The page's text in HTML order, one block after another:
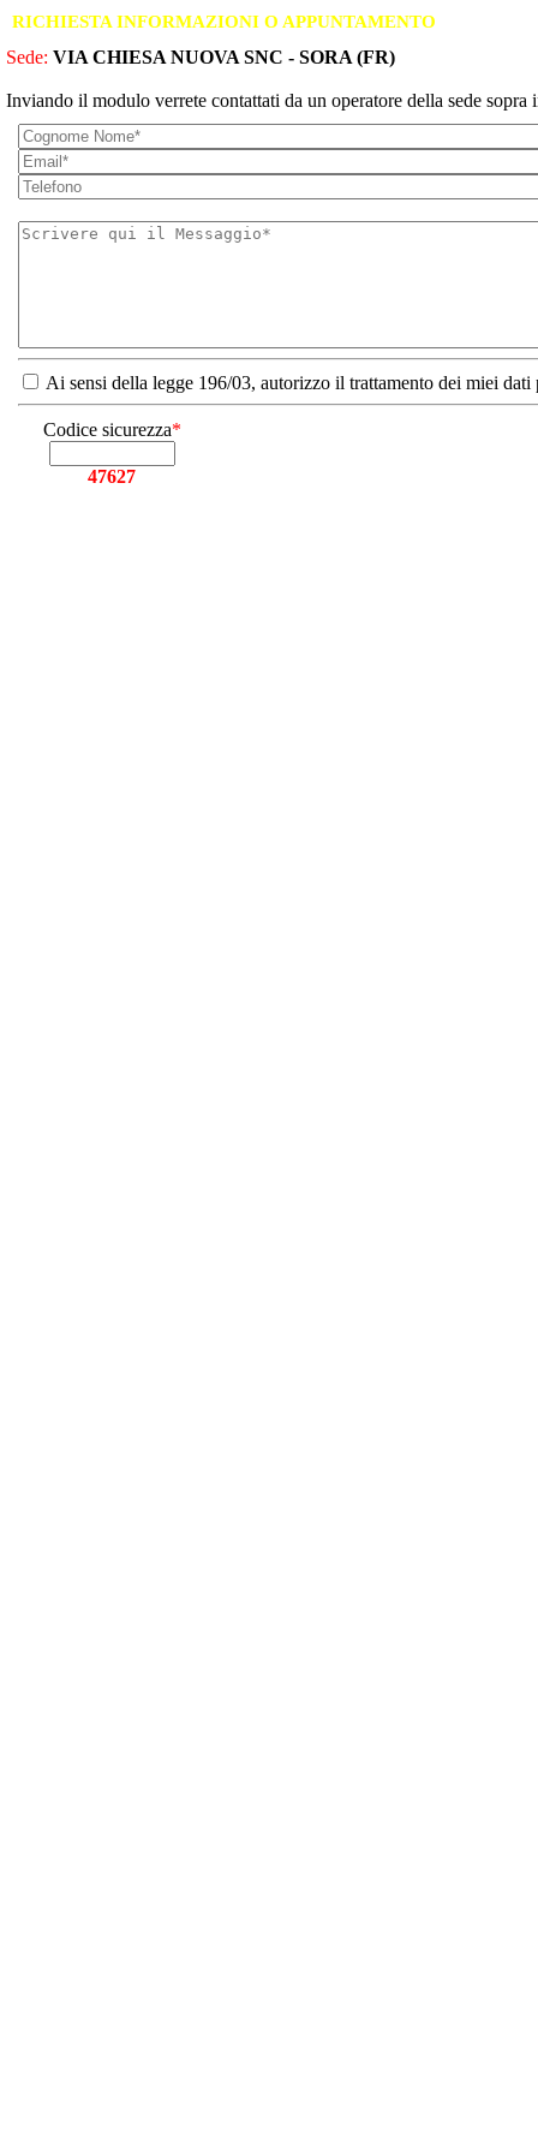
RICHIESTA INFORMAZIONI O APPUNTAMENTO
Sede: VIA CHIESA NUOVA SNC - SORA (FR)
Inviando il modulo verrete contattati da un operatore della sede sopra
Ai sensi della legge 196/03, autorizzo il trattamento dei miei
Codice sicurezza*
47627